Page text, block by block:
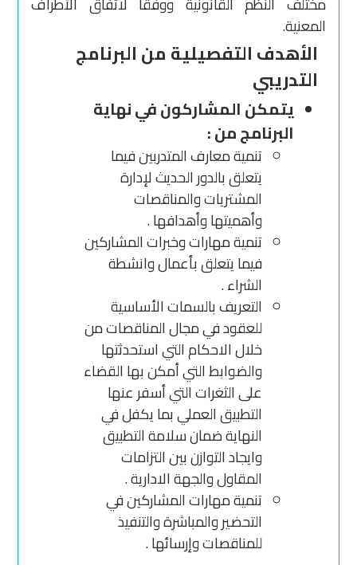
المعنية.
الأهدف التفصيلية من البرنامج
التدريبي
يتمكن المشاركون في نهاية
البرنامج من :
تنمية معارف المتدربين فيما
يتعلق بالدور الحديث لإدارة
المشتريات والمناقصات
وأهميتها وأهدافها .
تنمية مهارات وخبرات المشاركين
فيما يتعلق بأعمال وانشطة
الشراء .
التعريف بالسمات الأساسية
للعقود في مجال المناقصات من
خلال الاحكام التي استحدثتها
والضوابط التي أمكن بها القضاء
على الثغرات التي أسفر عنها
التطبيق العملي بما يكفل في
النهاية ضمان سلامة التطبيق
وايجاد التوازن بين التزامات
المقاول والجهة الادارية .
تنمية مهارات المشاركين في
التحضير والمباشرة والتنفيذ
للمناقصات وإرسائها .